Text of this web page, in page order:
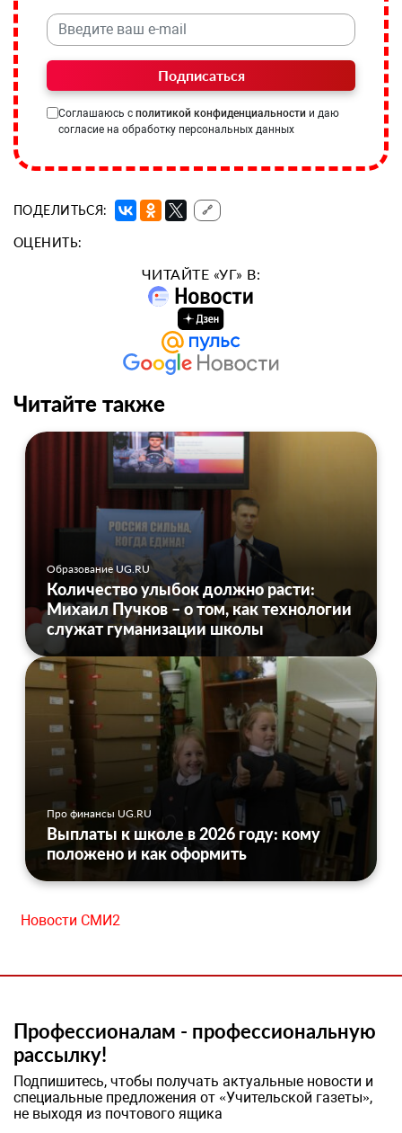
Подписаться
Соглашаюсь с политикой конфиденциальности и даю
согласие на обработку персональных данных
ПОДЕЛИТЬСЯ: 🔗
ОЦЕНИТЬ:
ЧИТАЙТЕ «УГ» В:
Читайте также
Образование UG.RU
Количество улыбок должно расти:
Михаил Пучков – о том, как технологии
служат гуманизации школы
Про финансы UG.RU
Выплаты к школе в 2026 году: кому
положено и как оформить
Новости СМИ2
Профессионалам - профессиональную
рассылку!
Подпишитесь, чтобы получать актуальные новости и
специальные предложения от «Учительской газеты»,
не выходя из почтового ящика